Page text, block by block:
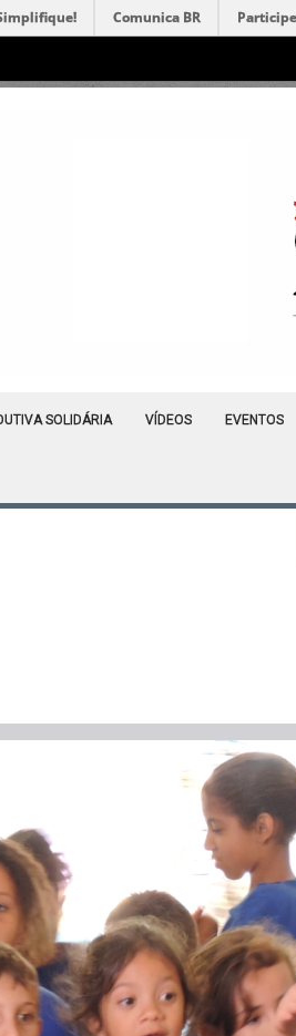
Comunica BR Participe
SOLIDÁRIA VÍDEOS EVENTOS